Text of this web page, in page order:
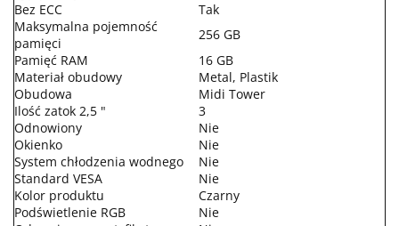
Bez ECC
Tak
Maksymalna pojemność
pamięci
256 GB
Pamięć RAM
16 GB
Materiał obudowy
Metal, Plastik
Obudowa
Midi Tower
Ilość zatok 2,5 "
3
Odnowiony
Nie
Okienko
Nie
System chłodzenia wodnego
Nie
Standard VESA
Nie
Kolor produktu
Czarny
Podświetlenie RGB
Nie